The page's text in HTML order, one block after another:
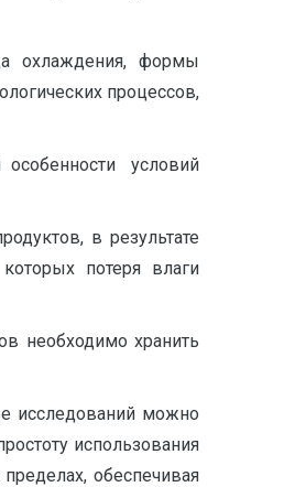
охлаждения, формы
процессов,
особенности условий
в результате
потеря влаги
необходимо хранить
исследований можно
использования
обеспечивая